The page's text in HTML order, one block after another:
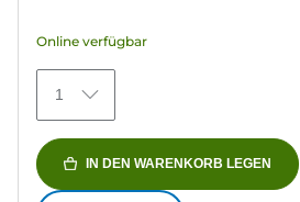
148
Bewertungen
Online verfügbar
1
IN DEN WARENKORB LEGEN